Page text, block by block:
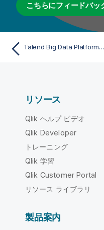
こちらにフィードバッ
Talend Big Data Platformのファンクションアーキテクチャー
リソース
Qlik ヘルプ ビデオ
Qlik Developer
トレーニング
Qlik 学習
Qlik Customer Portal
リソース ライブラリ
製品案内